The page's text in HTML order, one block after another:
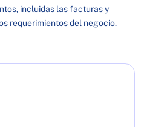
incluidas las facturas y
requerimientos del negocio.